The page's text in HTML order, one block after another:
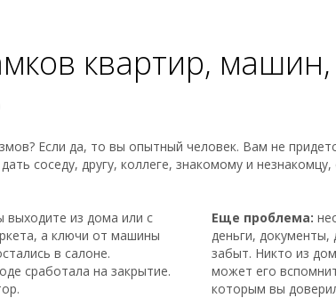
квартир,
Если да, то вы опытный человек. Вам не
соседу, другу, коллеге, знакомому и
выходите из дома или с
а ключи от машины
в салоне.
сработала на закрытие.
Еще проблема:
деньги, документы,
забыт. Никто из
может его
которым вы